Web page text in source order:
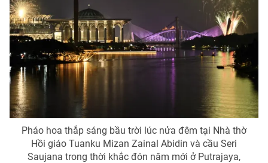
Pháo hoa thắp sáng bầu trời lúc nửa đêm tại Nhà thờ
Hồi giáo Tuanku Mizan Zainal Abidin và cầu Seri
Saujana trong thời khắc đón năm mới ở Putrajaya,